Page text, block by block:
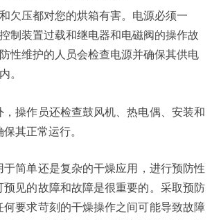
欠压都对您的烘箱有害。电源必须一
制装置过载和继电器和电磁阀的操作故
性维护的人员会检查电源并确保其供电
。
，操作员还检查鼓风机、热电偶、安装和
其正常运行。
于简单还是复杂的干燥应用
，进行预防性
预见的故障和故障是很重要的。采取预防
何要求苛刻的干燥操作之间可能导致故障